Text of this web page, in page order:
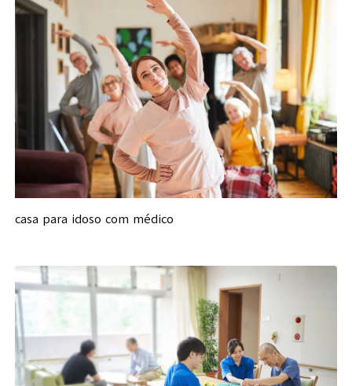
casa para idoso com médico